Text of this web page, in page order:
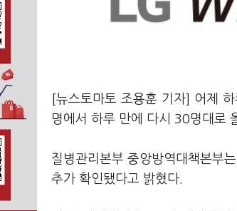
[뉴스토마토 조용훈 기자] 어제
명에서 하루 만에 다시 30명대로
질병관리본부 중앙방역대책본부
추가 확인됐다고 밝혔다.